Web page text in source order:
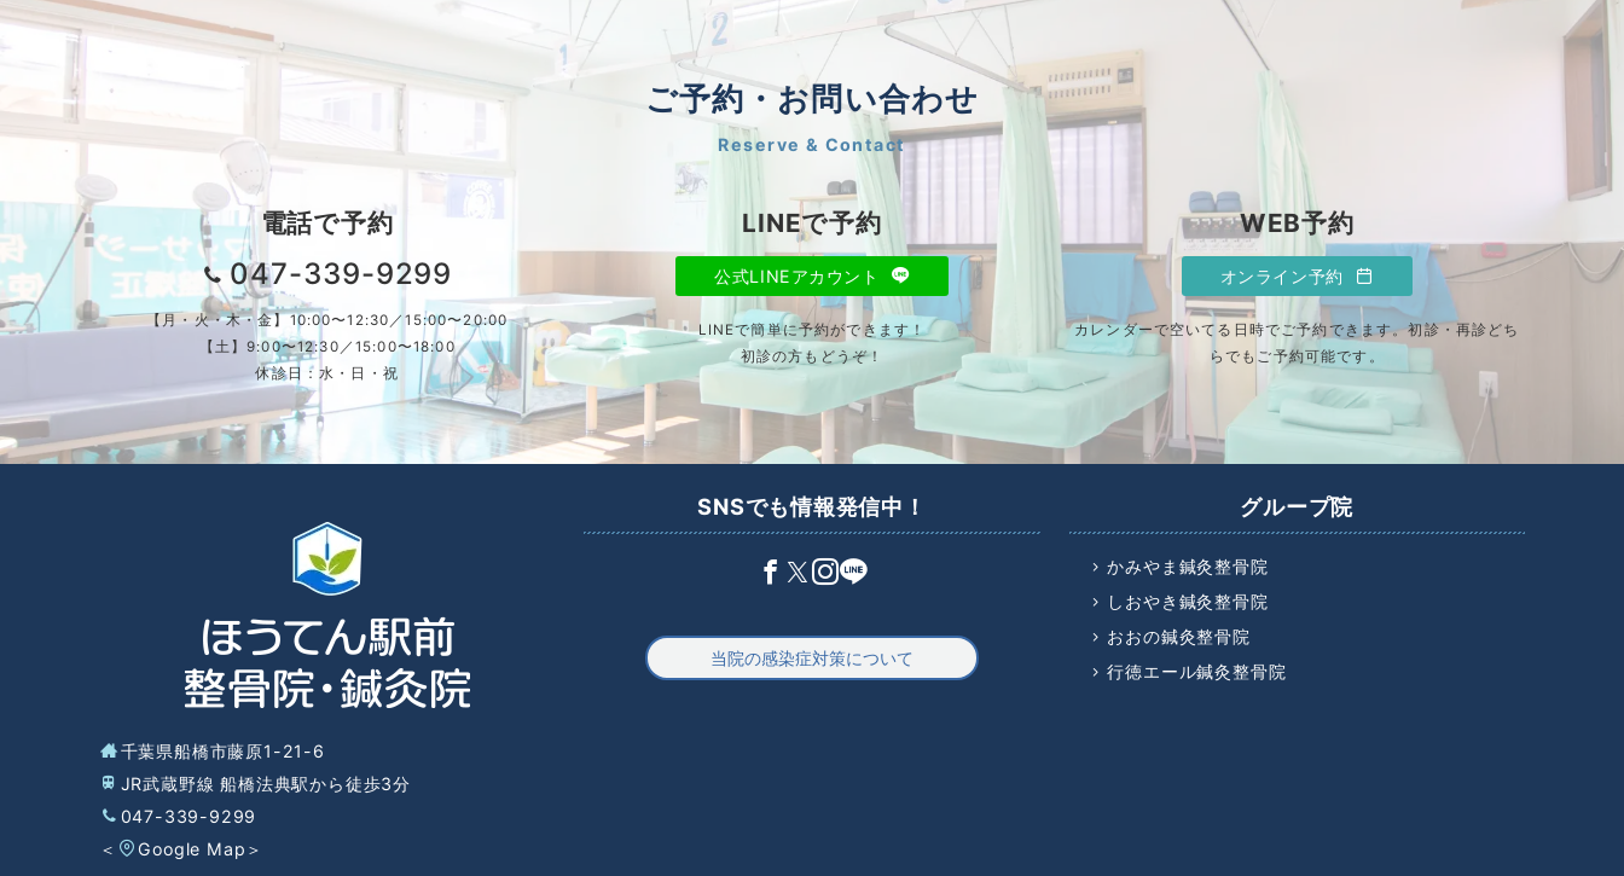
ご予約・お問い合わせ
Reserve & Contact
電話で予約
047-339-9299
【月・火・木・金】10:00〜12:30／15:00〜20:00
【土】9:00〜12:30／15:00〜18:00
休診日：水・日・祝
LINEで予約
公式LINEアカウント
LINEで簡単に予約ができます！
初診の方もどうぞ！
WEB予約
オンライン予約
カレンダーで空いてる日時でご予約できます。初診・再診どち
らでもご予約可能です。
千葉県船橋市藤原1-21-6
JR武蔵野線 船橋法典駅から徒歩3分
047-339-9299
＜
Google Map ＞
SNSでも情報発信中！
当院の感染症対策について
グループ院
かみやま鍼灸整骨院
しおやき鍼灸整骨院
おおの鍼灸整骨院
行徳エール鍼灸整骨院